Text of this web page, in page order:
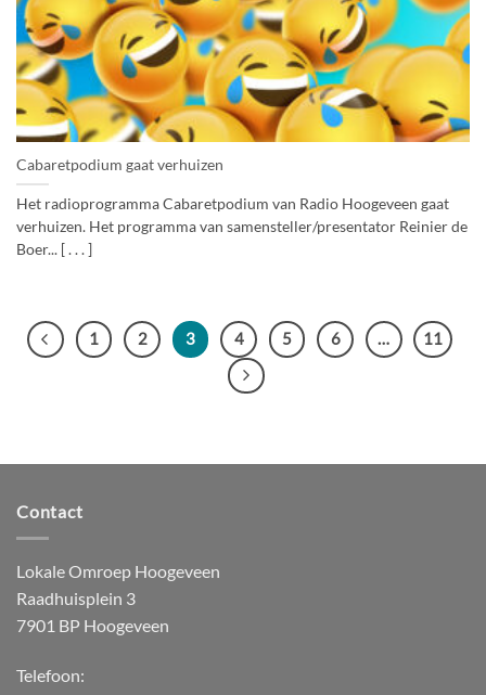
Cabaretpodium gaat verhuizen
Het radioprogramma Cabaretpodium van Radio Hoogeveen gaat
verhuizen. Het programma van samensteller/presentator Reinier de
Boer... [ . . . ]
1 2 3 4 5 6 … 11
Contact
Lokale Omroep Hoogeveen
Raadhuisplein 3
7901 BP Hoogeveen
Telefoon: